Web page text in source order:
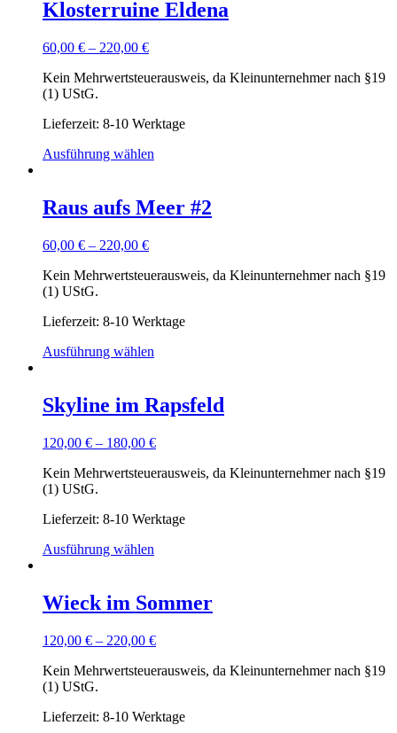
Klosterruine Eldena
60,00 € – 220,00 €
Kein Mehrwertsteuerausweis, da Kleinunternehmer nach §19
(1) UStG.
Lieferzeit: 8-10 Werktage
Ausführung wählen
Raus aufs Meer #2
60,00 € – 220,00 €
Kein Mehrwertsteuerausweis, da Kleinunternehmer nach §19
(1) UStG.
Lieferzeit: 8-10 Werktage
Ausführung wählen
Skyline im Rapsfeld
120,00 € – 180,00 €
Kein Mehrwertsteuerausweis, da Kleinunternehmer nach §19
(1) UStG.
Lieferzeit: 8-10 Werktage
Ausführung wählen
Wieck im Sommer
120,00 € – 220,00 €
Kein Mehrwertsteuerausweis, da Kleinunternehmer nach §19
(1) UStG.
Lieferzeit: 8-10 Werktage